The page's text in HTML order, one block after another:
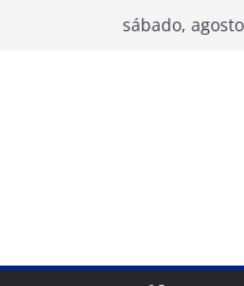
sábado,